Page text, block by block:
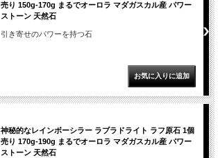
売り 150g-170g まるでオーロラ マダガスカル産 パワー
ストーン 天然石
引き寄せのパワーを持つ石
神秘的なレインボーシラー ラブラドライト ラフ原石 1個
売り 170g-190g まるでオーロラ マダガスカル産 パワー
ストーン 天然石